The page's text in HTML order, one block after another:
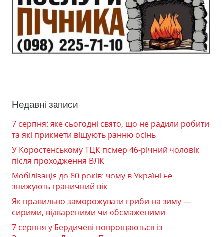
Недавні записи
7 серпня: яке сьогодні свято, що не радили робити
та які прикмети віщують ранню осінь
У Коростенському ТЦК помер 46-річний чоловік
після проходження ВЛК
Мобілізація до 60 років: чому в Україні не
знижують граничний вік
Як правильно заморожувати гриби на зиму —
сирими, відвареними чи обсмаженими
7 серпня у Бердичеві попрощаються із